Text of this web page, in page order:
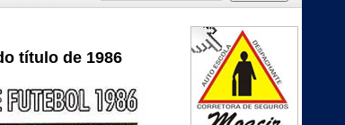
título de 1986